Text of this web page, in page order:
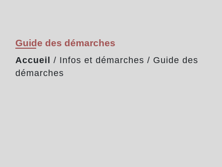
Guide des démarches
Accueil / Infos et démarches / Guide des
démarches